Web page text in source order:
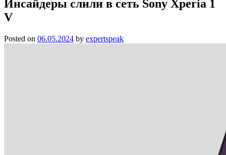
Инсайдеры слили в сеть Sony Xperia 1
V
Posted on 06.05.2024 by expertspeak